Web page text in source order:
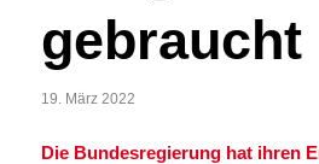
gebraucht
19. März 2022
Die Bundesregierung hat ihren